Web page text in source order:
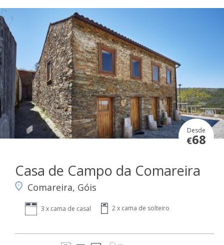
Desde
€68
Casa de Campo da Comareira
Comareira, Góis
3 x cama de casal 2 x cama de solteiro